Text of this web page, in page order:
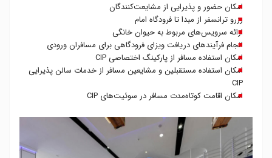
امکان حضور و پذیرایی از مشایعت‌کنندگان
رزرو ترانسفر از مبدا تا فرودگاه امام
ارائه سرویس‌های مربوط به حیوان خانگی
انجام فرآیندهای دریافت ویزای فرودگاهی برای مسافران ورودی
امکان استفاده مسافر از پارکینگ اختصاصی CIP
امکان استفاده مستقبلین و مشایعین مسافر از خدمات سالن پذیرایی
CIP
امکان اقامت کوتاه‌مدت مسافر در سوئیت‌های CIP